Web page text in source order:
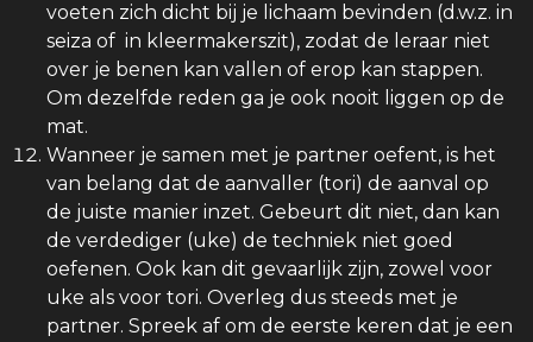
voeten zich dicht bij je lichaam bevinden (d.w.z. in
seiza of in kleermakerszit), zodat de leraar niet
over je benen kan vallen of erop kan stappen.
Om dezelfde reden ga je ook nooit liggen op de
mat.
Wanneer je samen met je partner oefent, is het
van belang dat de aanvaller (tori) de aanval op
de juiste manier inzet. Gebeurt dit niet, dan kan
de verdediger (uke) de techniek niet goed
oefenen. Ook kan dit gevaarlijk zijn, zowel voor
uke als voor tori. Overleg dus steeds met je
partner. Spreek af om de eerste keren dat je een